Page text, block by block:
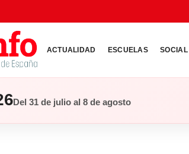
ACTUALIDAD ESCUELAS SOCIAL
Del 31 de julio al 8 de agosto